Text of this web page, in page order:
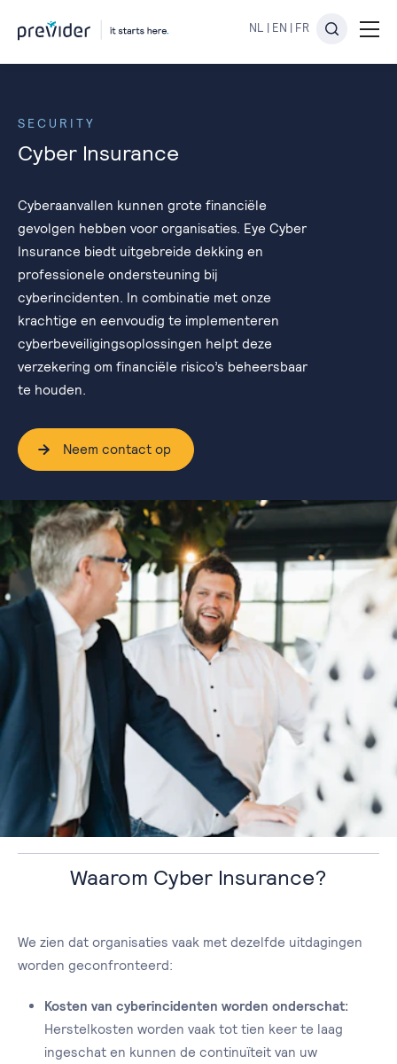
NL | EN | FR
SECURITY
Cyber Insurance
Cyberaanvallen kunnen grote financiële
gevolgen hebben voor organisaties. Eye Cyber
Insurance biedt uitgebreide dekking en
professionele ondersteuning bij
cyberincidenten. In combinatie met onze
krachtige en eenvoudig te implementeren
cyberbeveiligingsoplossingen helpt deze
verzekering om financiële risico’s beheersbaar
te houden.
Neem contact op
Waarom Cyber Insurance?
We zien dat organisaties vaak met dezelfde uitdagingen
worden geconfronteerd:
Kosten van cyberincidenten worden onderschat:
Herstelkosten worden vaak tot tien keer te laag
ingeschat en kunnen de continuïteit van uw